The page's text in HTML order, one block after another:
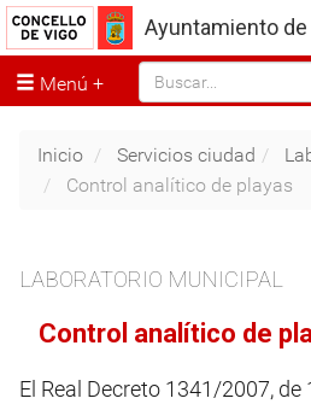
Ayuntamiento de
Menú
Inicio Servicios ciudad
Control analítico de playas
LABORATORIO MUNICIPAL
Control analítico de
El Real Decreto 1341/2007, de